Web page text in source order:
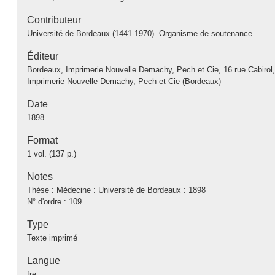
Contributeur
Université de Bordeaux (1441-1970). Organisme de soutenance
Éditeur
Bordeaux, Imprimerie Nouvelle Demachy, Pech et Cie, 16 rue
Imprimerie Nouvelle Demachy, Pech et Cie (Bordeaux)
Date
1898
Format
1 vol. (137 p.)
Notes
Thèse : Médecine : Université de Bordeaux : 1898
N° d'ordre : 109
Type
Texte imprimé
Langue